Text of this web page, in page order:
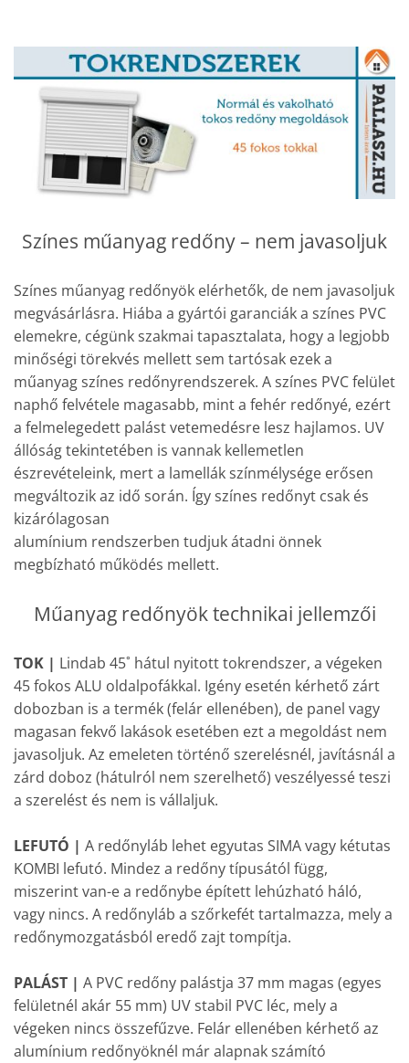
Színes műanyag redőny – nem javasoljuk
Színes műanyag redőnyök elérhetők, de nem javasoljuk
megvásárlásra. Hiába a gyártói garanciák a színes PVC
elemekre, cégünk szakmai tapasztalata, hogy a legjobb
minőségi törekvés mellett sem tartósak ezek a
műanyag színes redőnyrendszerek. A színes PVC felület
naphő felvétele magasabb, mint a fehér redőnyé, ezért
a felmelegedett palást vetemedésre lesz hajlamos. UV
állóság tekintetében is vannak kellemetlen
észrevételeink, mert a lamellák színmélysége erősen
megváltozik az idő során. Így színes redőnyt csak és
kizárólagosan
alumínium rendszerben tudjuk átadni önnek
megbízható működés mellett.
Műanyag redőnyök technikai jellemzői
TOK | Lindab 45˚ hátul nyitott tokrendszer, a végeken
45 fokos ALU oldalpofákkal. Igény esetén kérhető zárt
dobozban is a termék (felár ellenében), de panel vagy
magasan fekvő lakások esetében ezt a megoldást nem
javasoljuk. Az emeleten történő szerelésnél, javításnál a
zárd doboz (hátulról nem szerelhető) veszélyessé teszi
a szerelést és nem is vállaljuk.
LEFUTÓ | A redőnyláb lehet egyutas SIMA vagy kétutas
KOMBI lefutó. Mindez a redőny típusától függ,
miszerint van-e a redőnybe épített lehúzható háló,
vagy nincs. A redőnyláb a szőrkefét tartalmazza, mely a
redőnymozgatásból eredő zajt tompítja.
PALÁST | A PVC redőny palástja 37 mm magas (egyes
felületnél akár 55 mm) UV stabil PVC léc, mely a
végeken nincs összefűzve. Felár ellenében kérhető az
alumínium redőnyöknél már alapnak számító